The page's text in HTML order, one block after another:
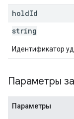
holdId
string
Идентификатор
Параметры
Параметры